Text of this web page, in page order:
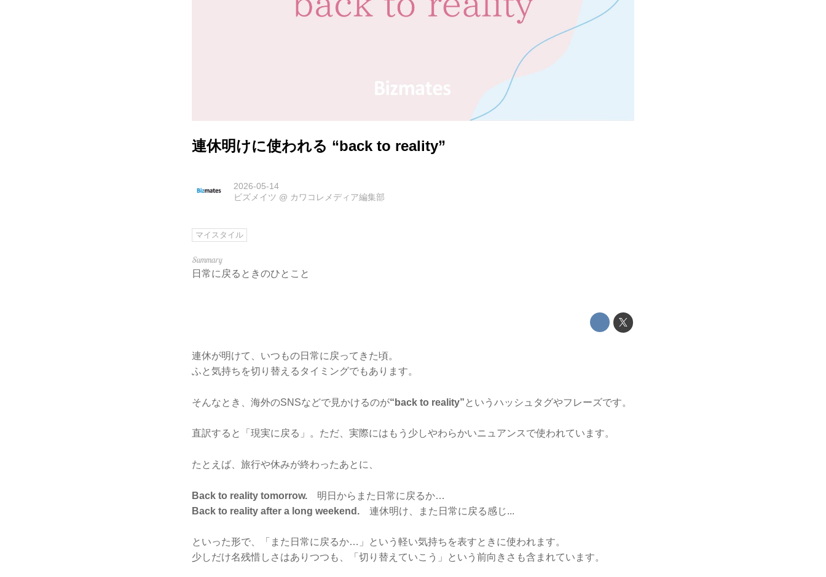
連休明けに使われる “back to reality”
2026-05-14
ビズメイツ @ カワコレメディア編集部
マイスタイル
日常に戻るときのひとこと
連休が明けて、いつもの日常に戻ってきた頃。
ふと気持ちを切り替えるタイミングでもあります。
そんなとき、海外のSNSなどで見かけるのが“back to reality” というハッシュタグやフレーズです。
直訳すると「現実に戻る」。ただ、実際にはもう少しやわらかいニュアンスで使われています。
たとえば、旅行や休みが終わったあとに、
Back to reality tomorrow. 明日からまた日常に戻るか…
Back to reality after a long weekend. 連休明け、また日常に戻る感じ...
といった形で、「また日常に戻るか…」という軽い気持ちを表すときに使われます。
少しだけ名残惜しさはありつつも、「切り替えていこう」という前向きさも含まれています。